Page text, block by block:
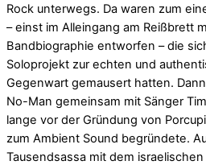
Rock unterwegs. Da waren zum
– einst im Alleingang am Reißbrett
Bandbiographie entworfen – die
Soloprojekt zur echten und
Gegenwart gemausert hatten.
No-Man gemeinsam mit Sänger
lange vor der Gründung von
zum Ambient Sound begründete.
Tausendsassa mit dem